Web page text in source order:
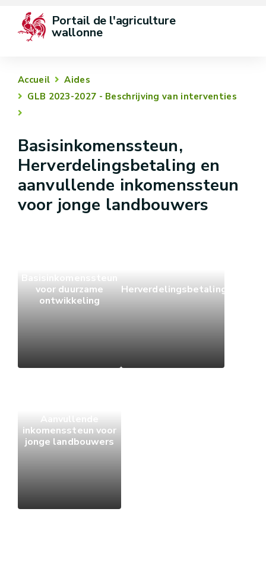
Portail de l'agriculture
wallonne
Accueil
Aides
GLB 2023-2027 - Beschrijving van interventies
Basisinkomenssteun,
Herverdelingsbetaling en
aanvullende inkomenssteun
voor jonge landbouwers
Basisinkomenssteun
voor duurzame
ontwikkeling
Herverdelingsbetaling
Aanvullende
inkomenssteun voor
jonge landbouwers